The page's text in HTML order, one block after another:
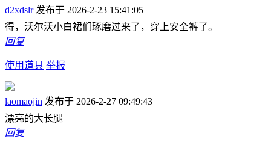
d2xdslr 发布于 2026-2-23 15:41:05
得，沃尔沃小白裙们琢磨过来了，穿上安全裤了。
回复
使用道具 举报
laomaojin 发布于 2026-2-27 09:49:43
漂亮的大长腿
回复